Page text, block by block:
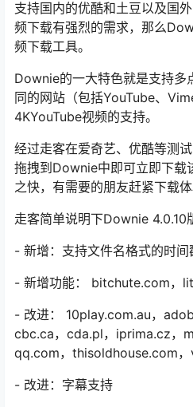
支持国内的优酷和土豆以及国
频下载有强烈的需求，那么
频下载工具。
Downie的一大特色就是支持
同的网站（包括YouTube、
4KYouTube视频的支持。
经过走客在爱奇艺、优酷等测
拖拽到Downie中即可立即下载
之快，有需要的朋友赶紧下载体
走客简单说明下Downie 4.0.10
- 新增：支持文件名格式的时间
- 新增功能： bitchute.com，
- 改进： 10play.com.au，
cbc.ca，cda.pl，iprima.cz，
qq.com，thisoldhouse.com
- 改进：字幕支持